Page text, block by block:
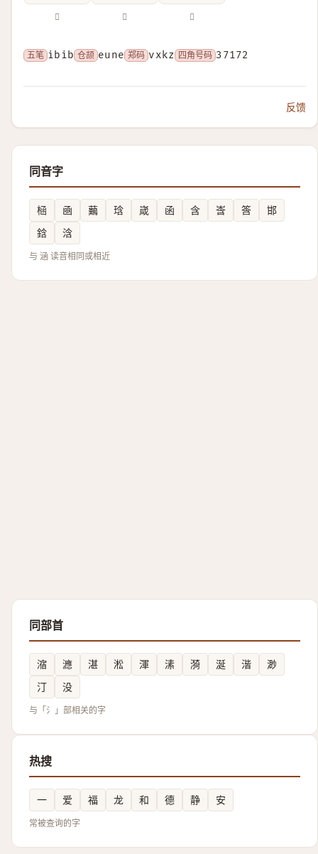
𣶬 𣷉 𣹢
五笔 ibib 仓颉 eune 郑码 vxkz 四角号码 37172
反馈
同音字
㮀 凾 䕿 琀 嵅 函 含 㟔 筨
邯
鋡
浛
与 涵 读音相同或相近
同部首
㴼 㶐 湛 淞 渾 溸 漪 涎 湝
渺
汀
没
与「氵」部相关的字
热搜
一 爱 福 龙 和 德 静 安
常被查询的字